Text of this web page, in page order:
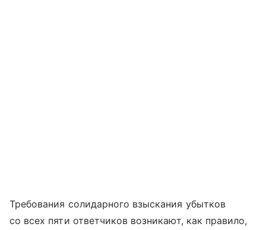
Требования солидарного взыскания убытков
со всех пяти ответчиков возникают, как правило,